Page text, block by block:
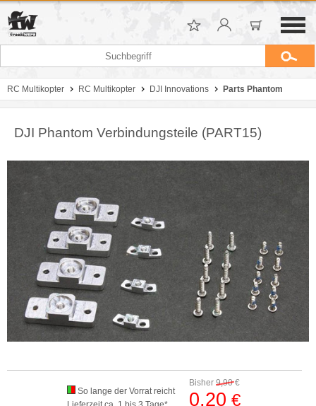
RC Multikopter RC Multikopter DJI Innovations Parts Phantom
DJI Phantom Verbindungsteile (PART15)
Bisher 9,90€
0,20 €
So lange der Vorrat reicht